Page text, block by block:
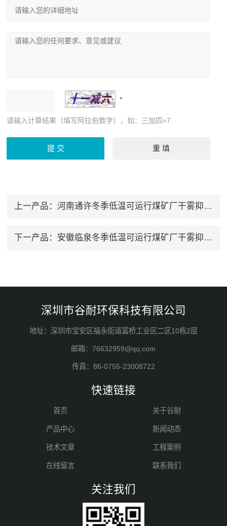
请输入计算结果（填写阿拉伯数字），如：三加四=7
上一产品： 河南通许冬季低温可运行煤矿厂干雾抑尘设备
下一产品： 安徽临泉冬季低温可运行煤矿厂干雾抑尘设备
深圳市谷耐环保科技有限公司
地址：深圳市宝安区福永街道富桥工业区二区10栋2层
邮箱：76632959@qq.com
传真：86-0755-23008722
快速链接
首页 关于谷耐
产品中心 新闻动态
技术文章 工程案例
在线留言 联系我们
关注我们